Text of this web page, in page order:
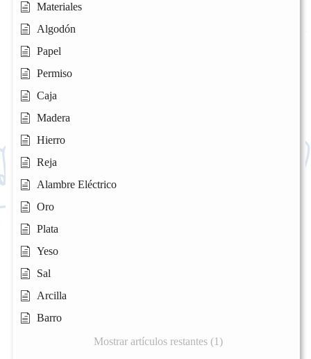
Materiales
Algodón
Papel
Permiso
Caja
Madera
Hierro
Reja
Alambre Eléctrico
Oro
Plata
Yeso
Sal
Arcilla
Barro
Mostrar artículos restantes (1)